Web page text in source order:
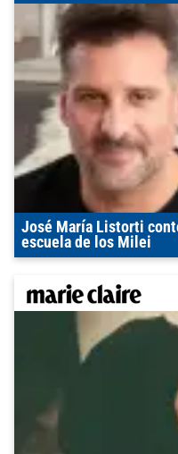
José María Listorti
escuela de los Milei